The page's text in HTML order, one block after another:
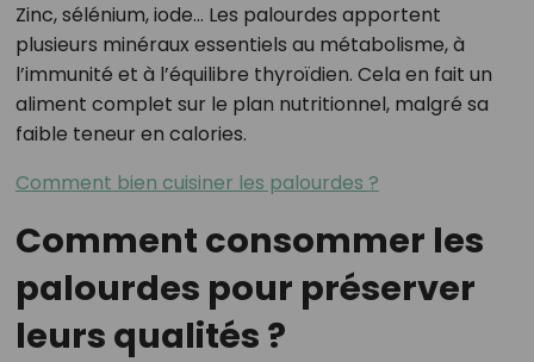
Zinc, sélénium, iode… Les palourdes apportent
plusieurs minéraux essentiels au métabolisme, à
l’immunité et à l’équilibre thyroïdien. Cela en fait un
aliment complet sur le plan nutritionnel, malgré sa
faible teneur en calories.
Comment bien cuisiner les palourdes ?
Comment consommer les
palourdes pour préserver
leurs qualités ?